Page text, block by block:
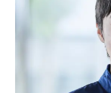
先生や先輩た
雰囲気が決め手